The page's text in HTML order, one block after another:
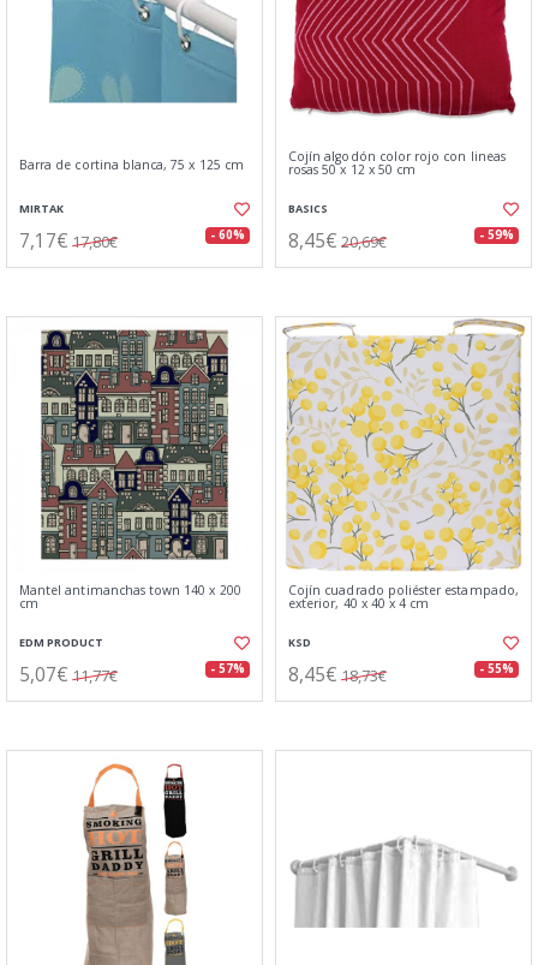
Barra de cortina blanca, 75 x 125 cm
MIRTAK
7,17€ 17,80€ - 60%
Cojín algodón color rojo con lineas
rosas 50 x 12 x 50 cm
BASICS
8,45€ 20,69€ - 59%
Mantel antimanchas town 140 x 200
cm
EDM PRODUCT
5,07€ 11,77€ - 57%
Cojín cuadrado poliéster estampado,
exterior, 40 x 40 x 4 cm
KSD
8,45€ 18,73€ - 55%